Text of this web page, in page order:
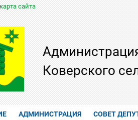
карта сайта
Коверского
АДМИНИСТРАЦИЯ СОВЕТ